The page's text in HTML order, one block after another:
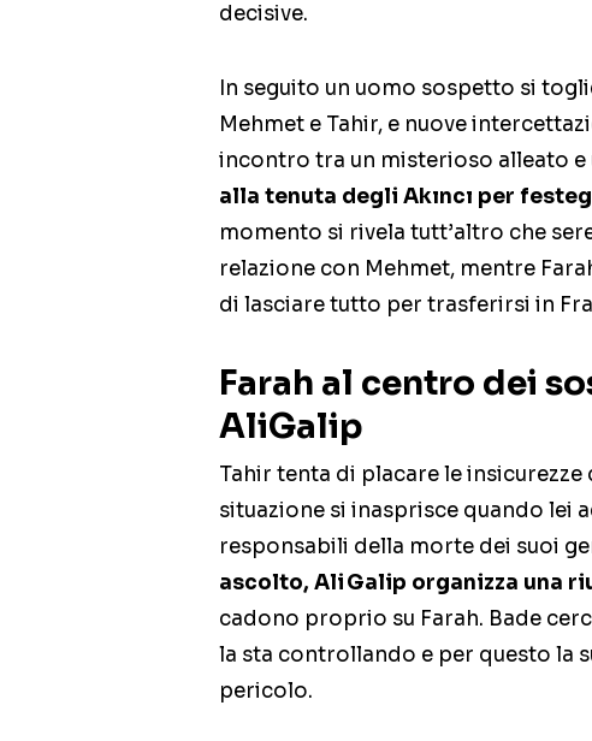
decisive.
In seguito un uomo sospetto si
Mehmet e Tahir, e nuove
incontro tra un misterioso alleato e
alla tenuta degli Akıncı per
momento si rivela tutt’altro che
relazione con Mehmet, mentre
di lasciare tutto per trasferirsi in
Farah al centro dei
AliGalip
Tahir tenta di placare le
situazione si inasprisce quando lei
responsabili della morte dei suoi
ascolto, Ali Galip organizza una
cadono proprio su Farah. Bade
la sta controllando e per questo la
pericolo.